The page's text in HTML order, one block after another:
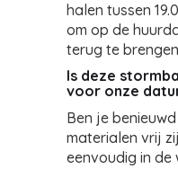
halen tussen
om op de
terug te
Is deze
voor onze
Ben je
materialen vrij
eenvoudig in de